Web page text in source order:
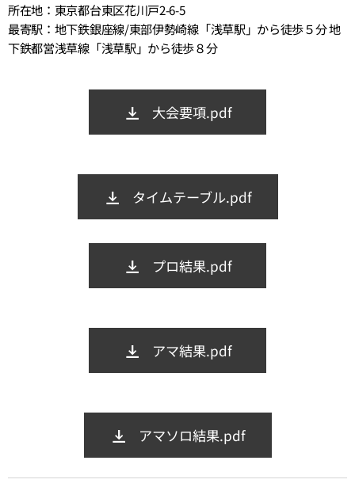
所在地：東京都台東区花川戸2-6-5
最寄駅：地下鉄銀座線/東部伊勢崎線「浅草駅」から徒歩５分 地
下鉄都営浅草線「浅草駅」から徒歩８分
大会要項.pdf
タイムテーブル.pdf
プロ結果.pdf
アマ結果.pdf
アマソロ結果.pdf